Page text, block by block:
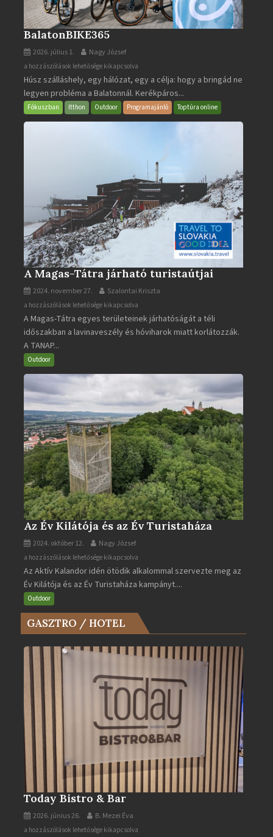
BalatonBIKE365
2026. július 1. Nagy József
BalatonBIKE365
bejegyzéshez
a hozzászólások lehetősége kikapcsolva
Húsz szálláshely, egy hálózat, egy a célja: hogy a bringád ne
legyen probléma a Balatonnál. Kerékpáros...
Fókuszban Itthon Outdoor Programajánló Toptúra online
A Magas-Tátra járható turistaútjai
2024. november 27. Szalontai Kriszta
A
Magas-
Tátra
járható
turistaútjai
a hozzászólások lehetősége kikapcsolva
A Magas-Tátra egyes területeinek járhatóságát a téli
időszakban a lavinaveszély és hóviharok miatt korlátozzák.
A TANAP...
Outdoor
Az Év Kilátója és az Év Turistaháza
2024. október 12. Nagy József
Az
Év
Kilátója
és
az
Év
bejegyzéshez
a hozzászólások lehetősége kikapcsolva
Az Aktív Kalandor idén ötödik alkalommal szervezte meg az
Év Kilátója és az Év Turistaháza kampányt....
Outdoor
GASZTRO / HOTEL
Today Bistro & Bar
2026. június 26. B. Mezei Éva
Today
a hozzászólások lehetősége kikapcsolva